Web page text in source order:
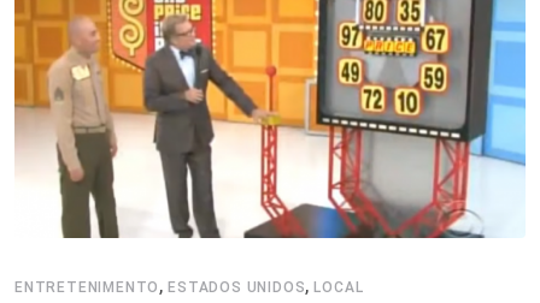
o
k
r I
n
e
s
t
p
ENTRETENIMENTO ,ESTADOS UNIDOS,LOCAL